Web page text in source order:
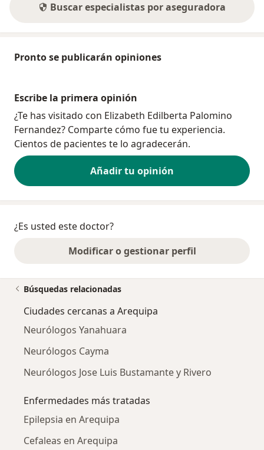
Buscar especialistas por aseguradora
Pronto se publicarán opiniones
Escribe la primera opinión
¿Te has visitado con Elizabeth Edilberta Palomino
Fernandez? Comparte cómo fue tu experiencia.
Cientos de pacientes te lo agradecerán.
Añadir tu opinión
¿Es usted este doctor?
Modificar o gestionar perfil
Búsquedas relacionadas
Ciudades cercanas a Arequipa
Neurólogos Yanahuara
Neurólogos Cayma
Neurólogos Jose Luis Bustamante y Rivero
Enfermedades más tratadas
Epilepsia en Arequipa
Cefaleas en Arequipa